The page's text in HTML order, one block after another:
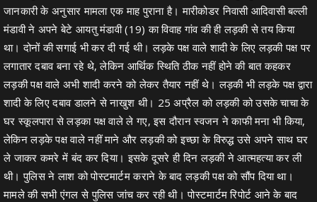
जानकारी के अनुसार मामला एक माह पुराना है। मारीकोडर निवासी आदिवासी बल्ली
मंडावी ने अपने बेटे आयतु मंडावी (19) का विवाह गांव की ही लड़की से तय किया
था। दोनों की सगाई भी कर दी गई थी। लड़के पक्ष वाले शादी के लिए लड़की पक्ष पर
लगातार दबाव बना रहे थे, लेकिन आर्थिक स्थिति ठीक नहीं होने की बात कहकर
लड़की पक्ष वाले अभी शादी करने को लेकर तैयार नहीं थे। लड़की भी लड़के पक्ष द्वारा
शादी के लिए दबाव डालने से नाखुश थी। 25 अप्रैल को लड़की को उसके चाचा के
घर स्कूलपारा से लड़का पक्ष वाले ले गए, इस दौरान स्वजन ने काफी मना भी किया,
लेकिन लड़के पक्ष वाले नहीं माने और लड़की को इच्छा के विरुद्ध उसे अपने साथ घर
ले जाकर कमरे में बंद कर दिया। इसके दूसरे ही दिन लड़की ने आत्महत्या कर ली
थी। पुलिस ने लाश को पोस्टमार्टम कराने के बाद लड़की पक्ष को सौंप दिया था।
मामले की सभी एंगल से पुलिस जांच कर रही थी। पोस्टमार्टम रिपोर्ट आने के बाद